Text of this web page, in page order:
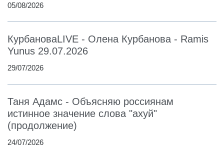
05/08/2026
КурбановаLIVE - Олена Курбанова - Ramis
Yunus 29.07.2026
29/07/2026
Таня Адамс - Объясняю россиянам
истинное значение слова "ахуй"
(продолжение)
24/07/2026